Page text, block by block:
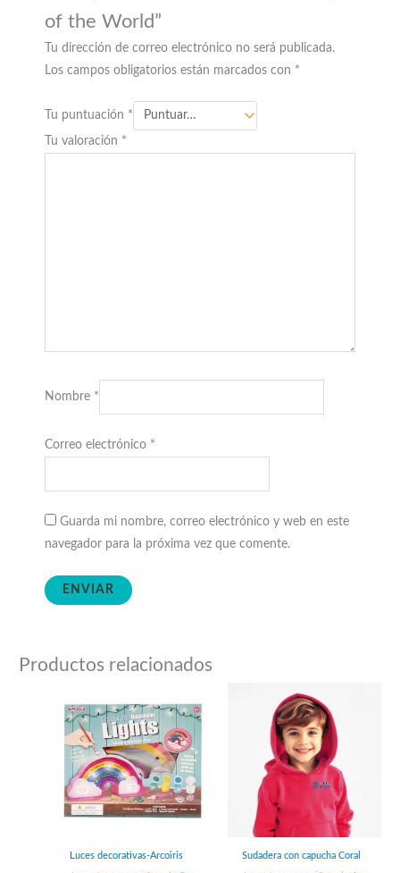
of the World”
Tu dirección de correo electrónico no será publicada.
Los campos obligatorios están marcados con *
Tu puntuación *
Tu valoración *
Nombre *
Correo electrónico *
Guarda mi nombre, correo electrónico y web en este
navegador para la próxima vez que comente.
Productos relacionados
Luces decorativas-Arcoiris Sudadera con capucha Coral